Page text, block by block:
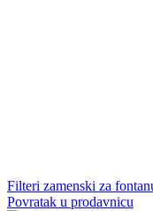
Filteri zamenski za
Povratak u prodavnicu